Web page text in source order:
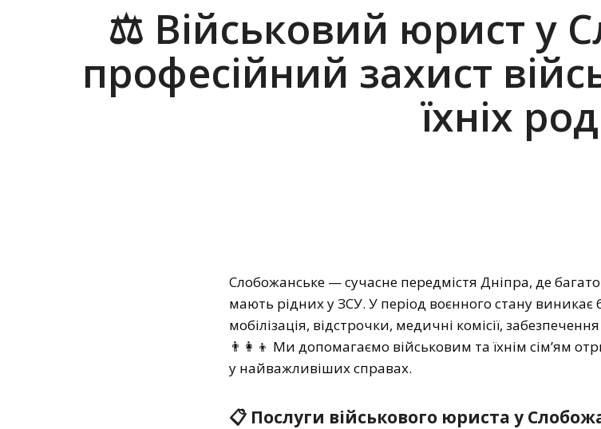
⚖️ Військовий юрист у
професійний захист
їхніх
Слобожанське — сучасне передмістя Дніпра, де
мають рідних у ЗСУ. У період воєнного стану
мобілізація, відстрочки, медичні комісії,
👨‍👩‍👦 Ми допомагаємо військовим та їхнім сім’ям
у найважливіших справах.
📋 Послуги військового юриста у